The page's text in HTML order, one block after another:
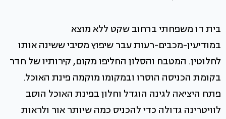
בית דו משפחתי ברחוב שקט ללא מוצא
במודיעין-מכבים-רעות עבר שיפוץ מסיבי ששינה אותו
לחלוטין. המטבח והסלון החליפו מקום, קירותיו של חדר
בקומת הכניסה הוסרו ובמקומו מוקמה פינת האוכל.
פתח היציאה לגינה הוגדל וחלון בפינת האוכל הוסב
לוויטרינה גדולה כדי להכניס כמה שיותר אור ולראות